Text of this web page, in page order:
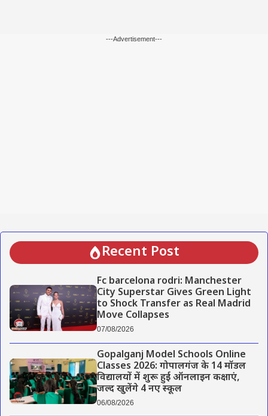
---Advertisement---
Recent Post
Fc barcelona rodri: Manchester
City Superstar Gives Green Light
to Shock Transfer as Real Madrid
Move Collapses
07/08/2026
Gopalganj Model Schools Online
Classes 2026: गोपालगंज के 14 मॉडल
विद्यालयों में शुरू हुई ऑनलाइन कक्षाएं,
जल्द खुलेंगे 4 नए स्कूल
06/08/2026